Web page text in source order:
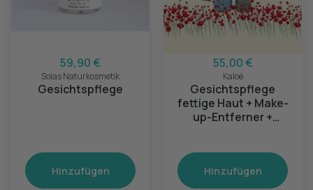
59,90 €
Solas Naturkosmetik
Gesichtspflege
Hinzufügen
55,00 €
Kaloé
Gesichtspflege
fettige Haut + Make-
up-Entferner +
Hinzufügen